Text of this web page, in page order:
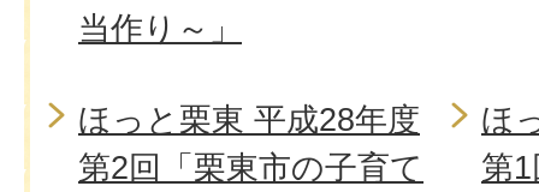
当作り～」
ほっと栗東 平成28年度
第2回「栗東市の子育て
ほ
第